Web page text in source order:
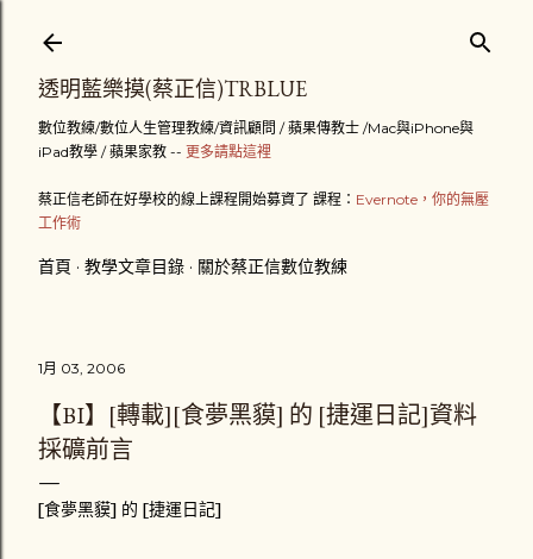
透明藍樂摸(蔡正信)TRBLUE
數位教練/數位人生管理教練/資訊顧問 / 蘋果傳教士 /Mac與iPhone與
iPad教學 / 蘋果家教 -- 更多請點這裡
蔡正信老師在好學校的線上課程開始募資了 課程： Evernote，你的無壓
工作術
首頁 教學文章目錄 關於蔡正信數位教練
1月 03, 2006
【BI】[轉載][食夢黑貘] 的 [捷運日記]資料
採礦前言
[食夢黑貘] 的 [捷運日記]